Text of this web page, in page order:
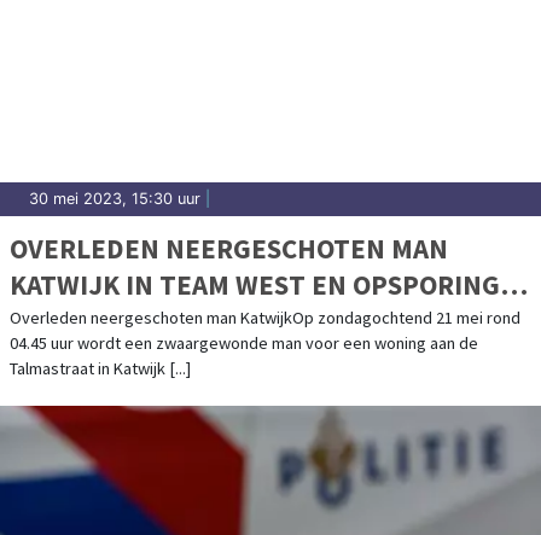
30 mei 2023, 15:30 uur
OVERLEDEN NEERGESCHOTEN MAN
KATWIJK IN TEAM WEST EN OPSPORING
VERZOCHT
Overleden neergeschoten man KatwijkOp zondagochtend 21 mei rond
04.45 uur wordt een zwaargewonde man voor een woning aan de
Talmastraat in Katwijk [...]